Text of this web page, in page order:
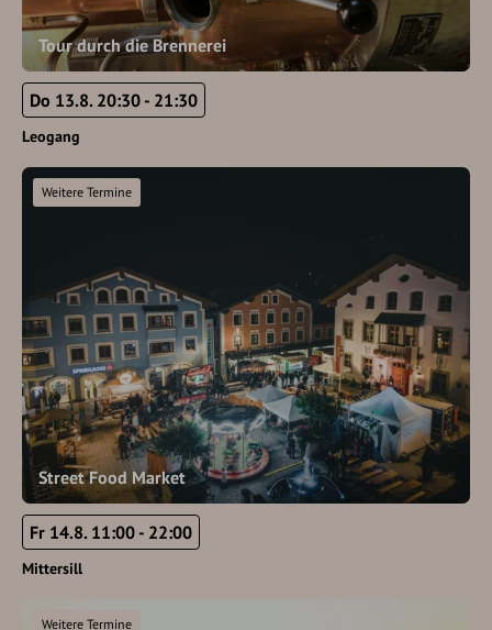
Tour durch die Brennerei
Do 13.8. 20:30 - 21:30
Leogang
Street Food Market
Weitere Termine
Fr 14.8. 11:00 - 22:00
Mittersill
Weitere Termine